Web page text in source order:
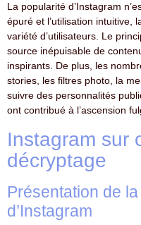
La popularité d’Instagram
épuré et l’utilisation intuitive,
variété d’utilisateurs. Le
source inépuisable de
inspirants. De plus, les
stories, les filtres photo, la
suivre des personnalités
ont contribué à l’ascension
Instagram sur
décryptage
Présentation de
d’Instagram